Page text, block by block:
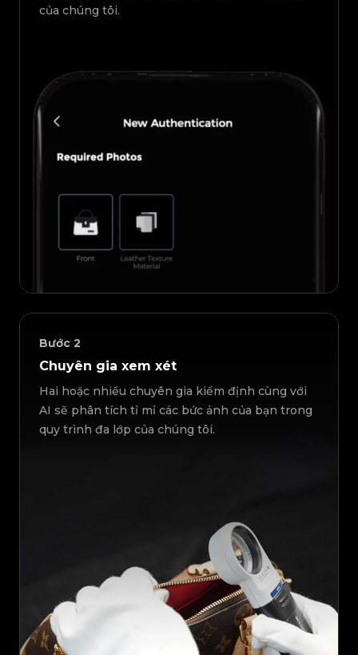
của chúng tôi.
Bước 2
Chuyên gia xem xét
Hai hoặc nhiều chuyên gia kiểm định cùng với
AI sẽ phân tích tỉ mỉ các bức ảnh của bạn trong
quy trình đa lớp của chúng tôi.